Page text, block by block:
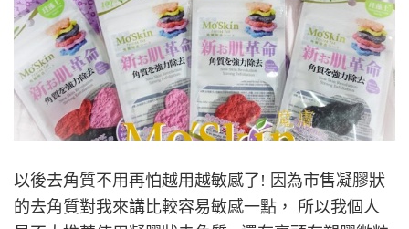
以後去角質不用再怕越用越敏感了! 因為市售凝膠狀
的去角質對我來講比較容易敏感一點， 所以我個人